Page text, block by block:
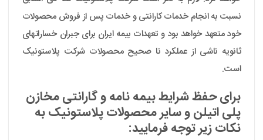
نسبت به انجام خدمات کارانتی و خدمات پس از فروش محصولات
خود متعهد خواهد بود و تعهدات بیمه ایران برای جبران خساراتهای
ثانویه ناشی از عملکرد نا صحیح محصولات شرکت پلاستونیک
است.
برای حفظ شرایط بیمه نامه و گارانتی مخازن
پلی اتیلن و سایر محصولات پلاستونیک به
نکات زیر توجه فرمایید: